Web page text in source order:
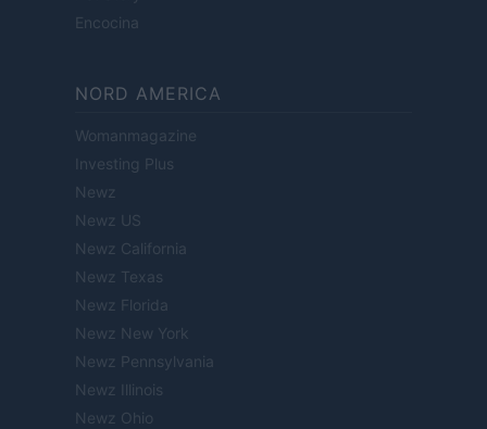
Encocina
NORD AMERICA
Womanmagazine
Investing Plus
Newz
Newz US
Newz California
Newz Texas
Newz Florida
Newz New York
Newz Pennsylvania
Newz Illinois
Newz Ohio